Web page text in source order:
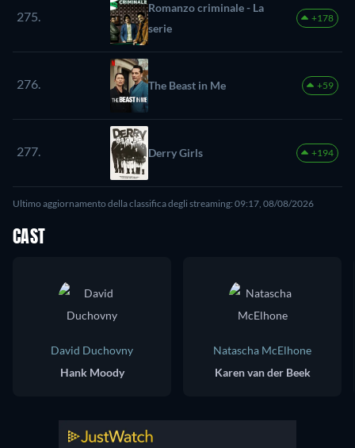
275.
Romanzo criminale - La
serie
+178
276. The Beast in Me +59
277. Derry Girls +194
Ultimo aggiornamento della classifica degli streaming: 09:17, 08/08/2026
CAST
David Duchovny
Hank Moody
Natascha McElhone
Karen van der Beek